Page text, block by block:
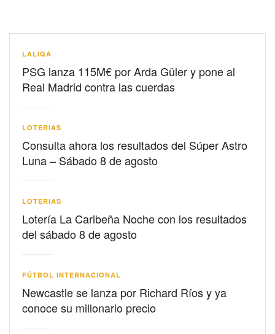
LALIGA
PSG lanza 115M€ por Arda Güler y pone al
Real Madrid contra las cuerdas
LOTERIAS
Consulta ahora los resultados del Súper Astro
Luna – Sábado 8 de agosto
LOTERIAS
Lotería La Caribeña Noche con los resultados
del sábado 8 de agosto
FÚTBOL INTERNACIONAL
Newcastle se lanza por Richard Ríos y ya
conoce su millonario precio